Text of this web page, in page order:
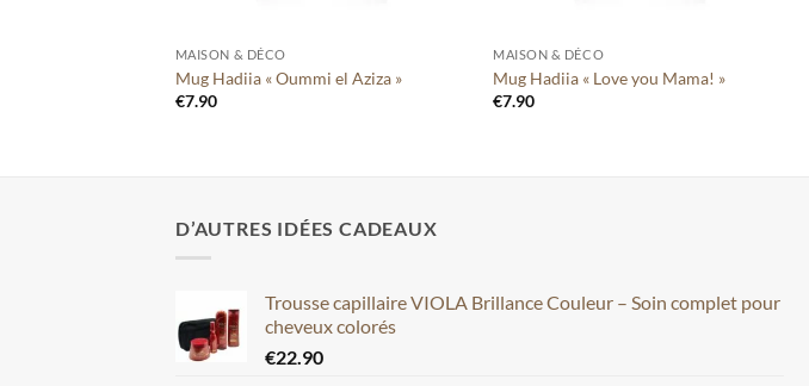
MAISON & DÉCO
Mug Hadiia « Oummi el Aziza »
€7.90
MAISON & DÉCO
Mug Hadiia « Love you Mama! »
€7.90
D’AUTRES IDÉES CADEAUX
Trousse capillaire VIOLA Brillance Couleur – Soin complet pour
cheveux colorés
€22.90